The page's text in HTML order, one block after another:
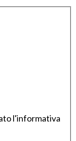
l'informativa